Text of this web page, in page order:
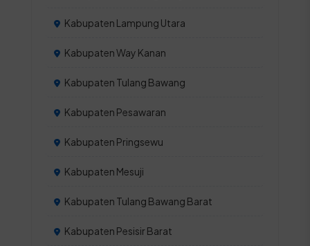
Kabupaten Lampung Utara
Kabupaten Way Kanan
Kabupaten Tulang Bawang
Kabupaten Pesawaran
Kabupaten Pringsewu
Kabupaten Mesuji
Kabupaten Tulang Bawang Barat
Kabupaten Pesisir Barat